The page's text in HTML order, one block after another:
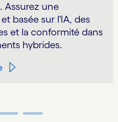
Assurez une
basée sur l'IA, des
et la conformité dans
hybrides.